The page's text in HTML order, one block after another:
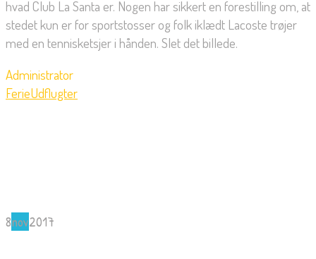
hvad Club La Santa er. Nogen har sikkert en forestilling om, at
stedet kun er for sportstosser og folk iklædt Lacoste trøjer
med en tennisketsjer i hånden. Slet det billede.
Administrator
FerieUdflugter
8nov2017